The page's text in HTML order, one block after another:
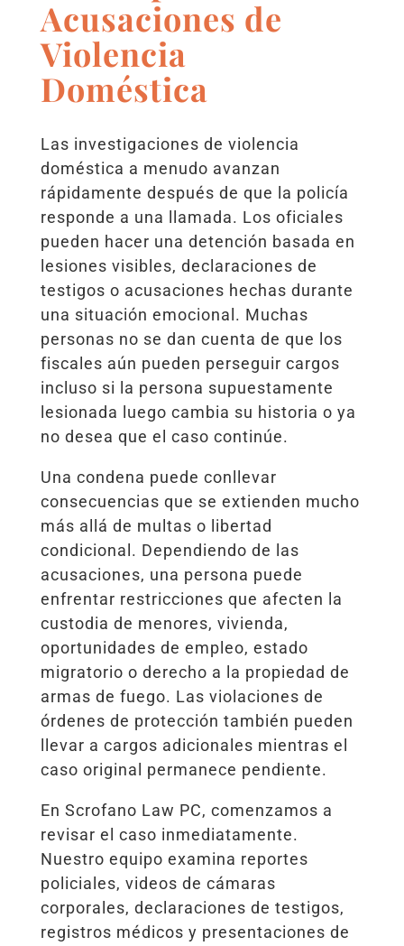
Acusaciones de
Violencia
Doméstica
Las investigaciones de violencia
doméstica a menudo avanzan
rápidamente después de que la policía
responde a una llamada. Los oficiales
pueden hacer una detención basada en
lesiones visibles, declaraciones de
testigos o acusaciones hechas durante
una situación emocional. Muchas
personas no se dan cuenta de que los
fiscales aún pueden perseguir cargos
incluso si la persona supuestamente
lesionada luego cambia su historia o ya
no desea que el caso continúe.
Una condena puede conllevar
consecuencias que se extienden mucho
más allá de multas o libertad
condicional. Dependiendo de las
acusaciones, una persona puede
enfrentar restricciones que afecten la
custodia de menores, vivienda,
oportunidades de empleo, estado
migratorio o derecho a la propiedad de
armas de fuego. Las violaciones de
órdenes de protección también pueden
llevar a cargos adicionales mientras el
caso original permanece pendiente.
En Scrofano Law PC, comenzamos a
revisar el caso inmediatamente.
Nuestro equipo examina reportes
policiales, videos de cámaras
corporales, declaraciones de testigos,
registros médicos y presentaciones de